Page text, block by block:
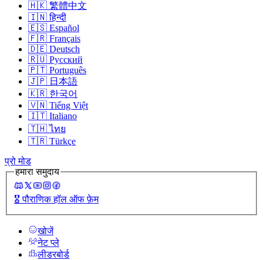
🇭🇰 繁體中文
🇮🇳 हिन्दी
🇪🇸 Español
🇫🇷 Français
🇩🇪 Deutsch
🇷🇺 Русский
🇵🇹 Português
🇯🇵 日本語
🇰🇷 한국어
🇻🇳 Tiếng Việt
🇮🇹 Italiano
🇹🇭 ไทย
🇹🇷 Türkçe
प्रो मोड
हमारा समुदाय
🎖️पौराणिक हॉल ऑफ फ़ेम
खोजें
नेट प्ले
लीडरबोर्ड